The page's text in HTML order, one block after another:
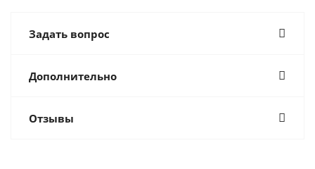
Задать вопрос
Дополнительно
Отзывы